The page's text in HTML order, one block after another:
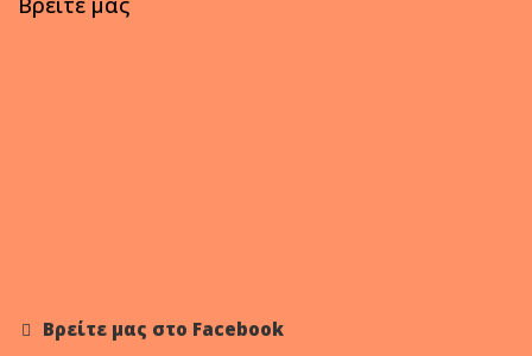
Βρείτε μας στο Facebook